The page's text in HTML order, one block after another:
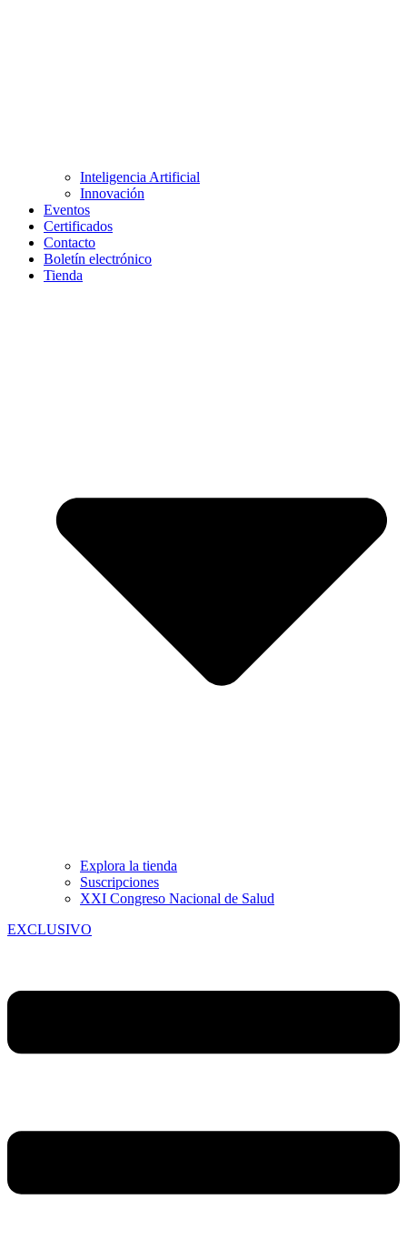
Inteligencia Artificial
Innovación
Eventos
Certificados
Contacto
Boletín electrónico
Tienda
Explora la tienda
Suscripciones
XXI Congreso Nacional de Salud
EXCLUSIVO